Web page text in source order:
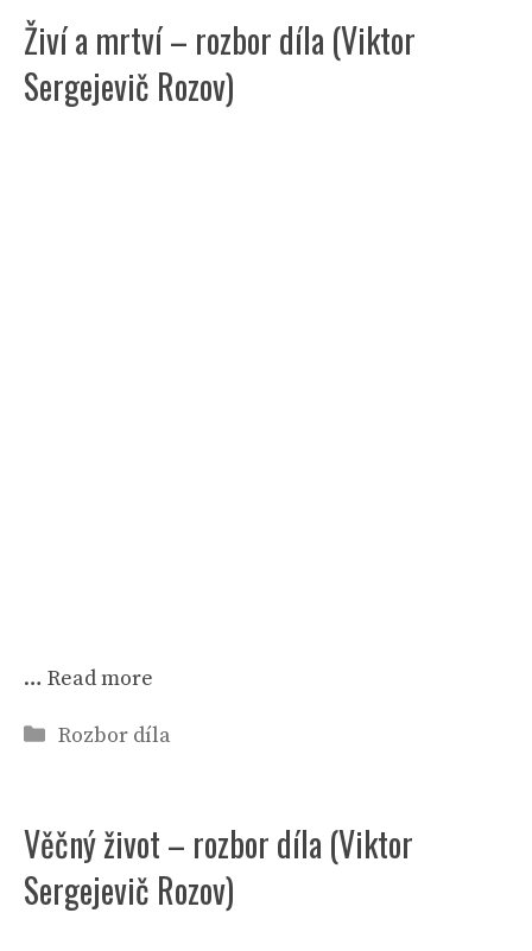
Živí a mrtví – rozbor díla (Viktor
Sergejevič Rozov)
… Read more
Rubriky
Rozbor díla
Věčný život – rozbor díla (Viktor
Sergejevič Rozov)